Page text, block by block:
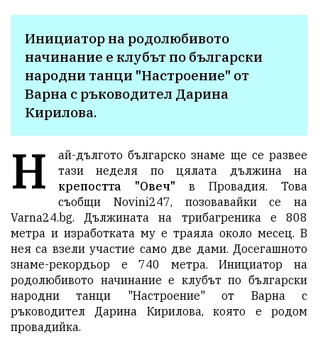
Инициатор на родолюбивото
начинание е клубът по български
народни танци "Настроение" от
Варна с ръководител Дарина
Кирилова.
Н
ай-дългото българско знаме ще се развее
тази неделя по цялата дължина на
крепостта "Овеч" в Провадия. Това
съобщи Novini247, позовавайки се на
Varna24.bg. Дължината на трибагреника е 808
метра и изработката му е траяла около месец. В
нея са взели участие само две дами. Досегашното
знаме-рекордьор е 740 метра. Инициатор на
родолюбивото начинание е клубът по български
народни танци "Настроение" от Варна с
ръководител Дарина Кирилова, която е родом
провадийка.